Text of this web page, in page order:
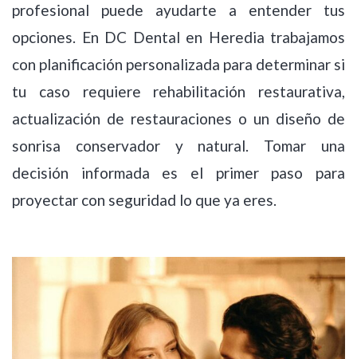
profesional puede ayudarte a entender tus
opciones. En DC Dental en Heredia trabajamos
con planificación personalizada para determinar si
tu caso requiere rehabilitación restaurativa,
actualización de restauraciones o un diseño de
sonrisa conservador y natural. Tomar una
decisión informada es el primer paso para
proyectar con seguridad lo que ya eres.